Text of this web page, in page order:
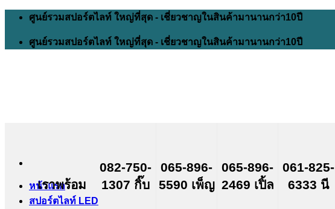
Skip
ศูนย์รวมสปอร์ตไลท์ ใหญ่ที่สุด - เชี่ยวชาญในสินค้ามานานกว่า10ปี
ศูนย์รวมสปอร์ตไลท์ ใหญ่ที่สุด - เชี่ยวชาญในสินค้ามานานกว่า10ปี
หน้าแรก
สปอร์ตไลท์ LED
เราพร้อม
082-750-
1307 กิ๊บ
065-896-
5590 เพ็ญ
065-896-
2469 เปิ้ล
061-825-
6333 นี